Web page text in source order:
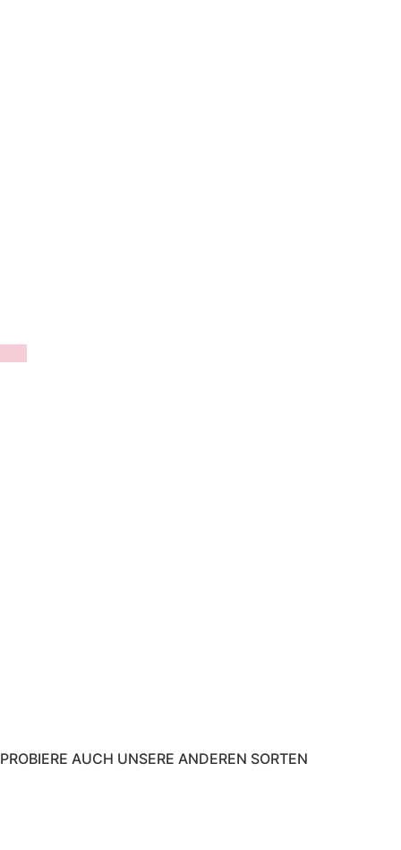
PROBIERE AUCH UNSERE ANDEREN SORTEN